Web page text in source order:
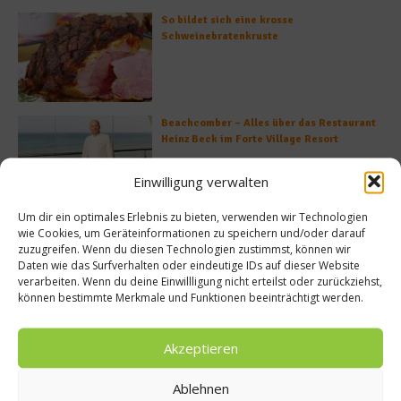
Einwilligung verwalten
Um dir ein optimales Erlebnis zu bieten, verwenden wir Technologien
wie Cookies, um Geräteinformationen zu speichern und/oder darauf
zuzugreifen. Wenn du diesen Technologien zustimmst, können wir
Daten wie das Surfverhalten oder eindeutige IDs auf dieser Website
verarbeiten. Wenn du deine Einwillligung nicht erteilst oder zurückziehst,
können bestimmte Merkmale und Funktionen beeinträchtigt werden.
Akzeptieren
Ablehnen
So bildet sich eine krosse
Schweinebratenkruste
Beachcomber – Alles über das Restaurant
Heinz Beck im Forte Village Resort
Was ist der Unterschied zwischen Limonen
und Limetten?